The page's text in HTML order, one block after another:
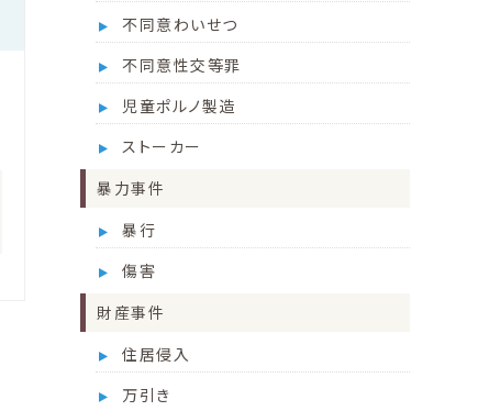
不同意わいせつ
不同意性交等罪
児童ポルノ製造
ストーカー
暴力事件
暴行
傷害
財産事件
住居侵入
万引き